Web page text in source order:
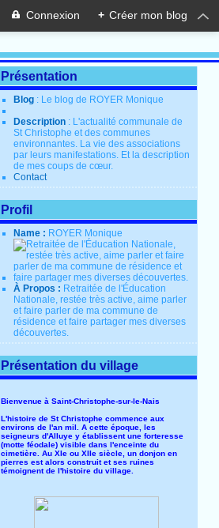
Connexion + Créer mon blog
Présentation
Blog : Le blog de ROYER Monique
Description : L'actualité communale de
St Christophe et des communes
environnantes. La vie des associations
par leurs manifestations. Et la description
de mes coups de cœur.
Contact
Profil
Name : ROYER Monique
À Propos : Retraitée de l'Éducation
Nationale, restée très active, aime parler
et faire parler de ma commune de
résidence et faire partager mes diverses
découvertes.
Présentation du village
Bienvenue à Saint-Christophe-sur-le-Nais
L'histoire de St Christophe commence aux
environs de l'an mil. A cette époque, les
seigneurs d'Alluye y établissent une forteresse
(motte féodale) visible dans l'enceinte du
cimetière. Au XIe ou XIIe siècle, un donjon en
pierres est alors construit et ses ruines
témoignent de l'histoire du village.